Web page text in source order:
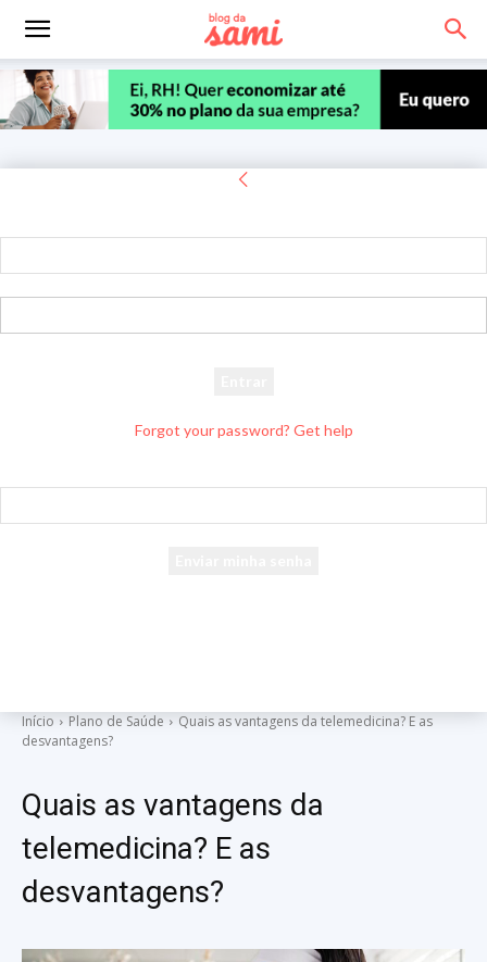
Forgot your password? Get help
Início Plano de Saúde
Quais as vantagens da telemedicina? E as
desvantagens?
Quais as vantagens da
telemedicina? E as
desvantagens?